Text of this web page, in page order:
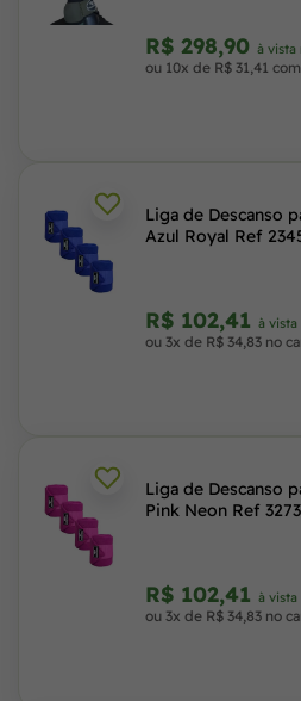
R$ 298,90 à vista
ou 10x de R$ 31,41
Liga de Descanso
Azul Royal Ref
R$ 102,41 à
ou 3x de R$ 34,83 no
Liga de Descanso
Pink Neon Ref 3273
R$ 102,41 à
ou 3x de R$ 34,83 no